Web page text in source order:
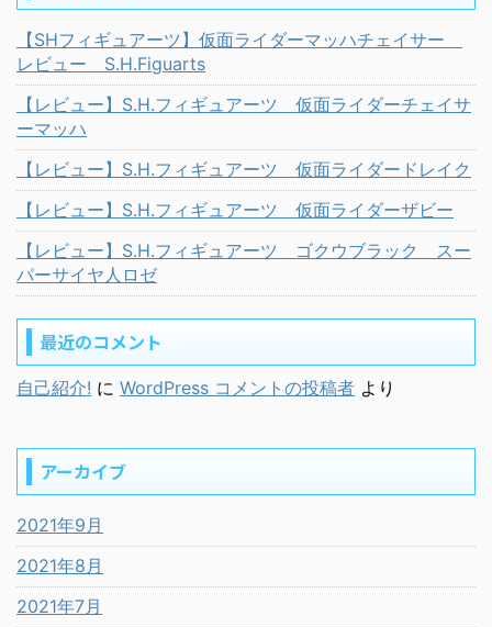
【SHフィギュアーツ】仮面ライダーマッハチェイサー
レビュー S.H.Figuarts
【レビュー】S.H.フィギュアーツ 仮面ライダーチェイサ
ーマッハ
【レビュー】S.H.フィギュアーツ 仮面ライダードレイク
【レビュー】S.H.フィギュアーツ 仮面ライダーザビー
【レビュー】S.H.フィギュアーツ ゴクウブラック スー
パーサイヤ人ロゼ
最近のコメント
自己紹介! に WordPress コメントの投稿者 より
アーカイブ
2021年9月
2021年8月
2021年7月